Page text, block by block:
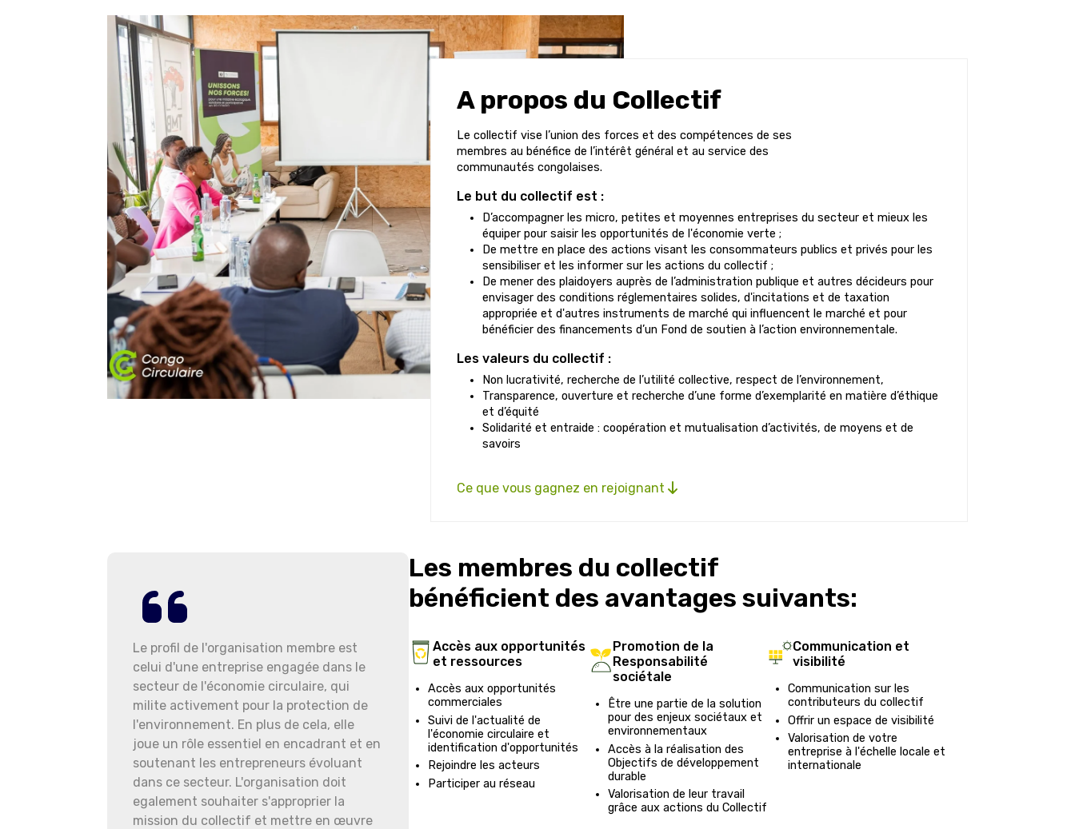
A propos du Collectif
Le collectif vise l’union des forces et des compétences de ses
membres au bénéfice de l’intérêt général et au service des
communautés congolaises.
Le but du collectif est :
D’accompagner les micro, petites et moyennes entreprises du secteur et mieux les
équiper pour saisir les opportunités de l'économie verte ;
De mettre en place des actions visant les consommateurs publics et privés pour les
sensibiliser et les informer sur les actions du collectif ;
De mener des plaidoyers auprès de l’administration publique et autres décideurs pour
envisager des conditions réglementaires solides, d'incitations et de taxation
appropriée et d'autres instruments de marché qui influencent le marché et pour
bénéficier des financements d’un Fond de soutien à l’action environnementale.
Les valeurs du collectif :
Non lucrativité, recherche de l’utilité collective, respect de l’environnement,
Transparence, ouverture et recherche d’une forme d’exemplarité en matière d’éthique
et d’équité
Solidarité et entraide : coopération et mutualisation d’activités, de moyens et de
savoirs
Ce que vous gagnez en rejoignant
Le profil de l'organisation membre est
celui d'une entreprise engagée dans le
secteur de l'économie circulaire, qui
milite activement pour la protection de
l'environnement. En plus de cela, elle
joue un rôle essentiel en encadrant et en
soutenant les entrepreneurs évoluant
dans ce secteur. L'organisation doit
egalement souhaiter s'approprier la
mission du collectif et mettre en œuvre
Les membres du collectif
bénéficient des avantages suivants:
Accès aux opportunités
et ressources
Accès aux opportunités
commerciales
Suivi de l'actualité de
l'économie circulaire et
identification d'opportunités
Rejoindre les acteurs
Participer au réseau
Promotion de la
Responsabilité
sociétale
Être une partie de la solution
pour des enjeux sociétaux et
environnementaux
Accès à la réalisation des
Objectifs de développement
durable
Valorisation de leur travail
grâce aux actions du Collectif
Communication et
visibilité
Communication sur les
contributeurs du collectif
Offrir un espace de visibilité
Valorisation de votre
entreprise à l'échelle locale et
internationale